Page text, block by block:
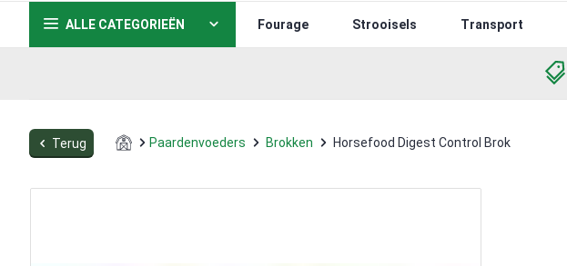
ALLE CATEGORIEËN Fourage Strooisels Transport
Terug Paardenvoeders Brokken Horsefood Digest Control Brok